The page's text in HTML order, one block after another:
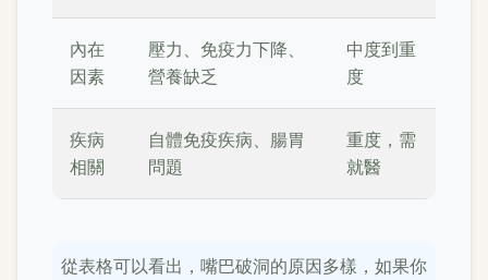
內在
因素
壓力、免疫力下降、
營養缺乏
中度到重
度
疾病
相關
自體免疫疾病、腸胃
問題
重度，需
就醫
從表格可以看出，嘴巴破洞的原因多樣，如果你